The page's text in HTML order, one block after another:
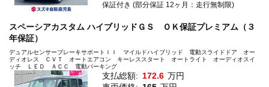
保証付き (部分保証 12ヶ月：走行無制限)
スペーシアカスタム ハイブリッドＧＳ ＯＫ保証プレミアム（３
年保証）
デュアルセンサーブレーキサポートＩＩ マイルドハイブリッド 電動スライドドア オー
ディオレス ＣＶＴ オートエアコン キーレススタート オートライト オーディオスイ
ッチ ＬＥＤ ＡＣＣ 電動パーキング
支払総額: 172.6 万円